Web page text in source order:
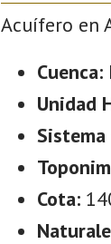
Acuífero en
Cuenca:
Unidad
Cota: